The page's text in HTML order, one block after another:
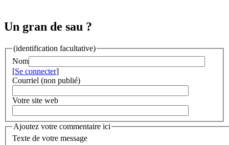
Un gran de sau ?
(identification facultative)
Nom
[Se connecter]
Courriel (non publié)
Votre site web
Ajoutez votre commentaire ici
Texte de votre message